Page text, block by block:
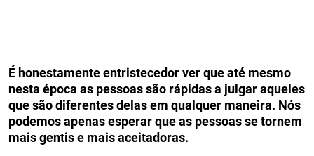
É honestamente entristecedor ver que até mesmo
nesta época as pessoas são rápidas a julgar aqueles
que são diferentes delas em qualquer maneira. Nós
podemos apenas esperar que as pessoas se tornem
mais gentis e mais aceitadoras.